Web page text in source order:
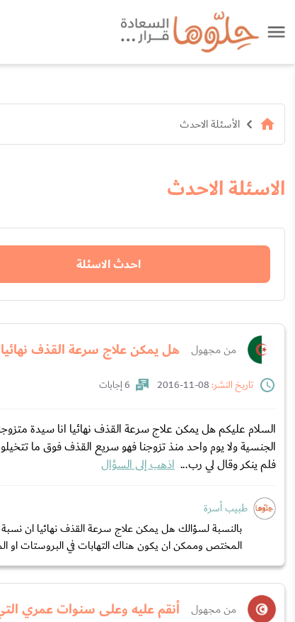
الأسئلة الاحدث
الاسئلة الاحدث
احدث الاسئلة
من مجهول هل يمكن علاج سرعة القذف نهائيا
تاريخ النشر:
6 إجابات
الجنسية ولا يوم واحد منذ تزوجنا فهو سريع القذف فوق ما
فلم ينكر وقال لي رب... اذهب إلى السؤال
طبيب أسرة
المختص وممكن ان يكون هناك التهابات في البروستات او
من مجهول أنقم عليه وعلى سنوات عمري